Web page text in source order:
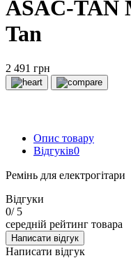
ASAC-TAN
Tan
2 491 грн
Опис товару
Відгуків0
Ремінь для електрогітари
Відгуки
0/ 5
середній рейтинг товара
Написати відгук
Написати відгук